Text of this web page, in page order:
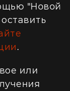
"Новой
.
или